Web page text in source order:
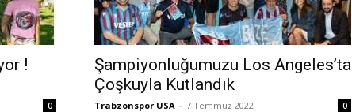
!
0
Şampiyonluğumuzu Los Angeles’ta
Çoşkuyla Kutlandık
Trabzonspor USA - 7 Temmuz 2022 0